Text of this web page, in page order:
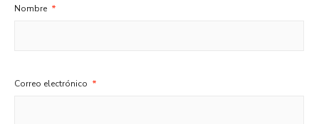
Nombre *
Correo electrónico *